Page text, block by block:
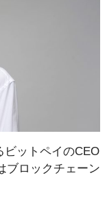
ビットペイのCEO
ブロックチェーン